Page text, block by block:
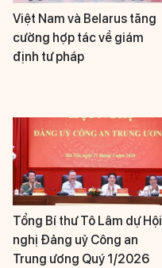
Việt Nam và Belarus tăng
cường hợp tác về giám
định tư pháp
Tổng Bí thư Tô Lâm dự Hội
nghị Đảng uỷ Công an
Trung ương Quý 1/2026